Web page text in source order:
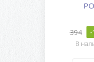
394 -
В